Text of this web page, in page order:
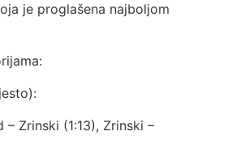
je proglašena najboljom
– Zrinski (1:13), Zrinski –